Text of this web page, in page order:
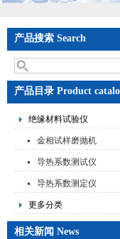
产品搜索 Search
产品目录 Product
绝缘材料试验仪
金相试样磨抛机
导热系数测试仪
导热系数测定仪
更多分类
相关新闻 News